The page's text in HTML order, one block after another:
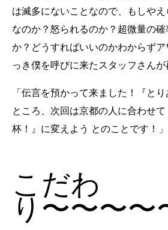
は滅多にないことなので、もしや
なのか？怒られるのか？超微量の
か？どうすればいいのかわからず
っき僕を呼びに来たスタッフさん
「伝言を預かって来ました！『と
ところ、次回は京都の人に合わせ
杯！』に変えよう とのことです！」
こだわ
り〜〜〜